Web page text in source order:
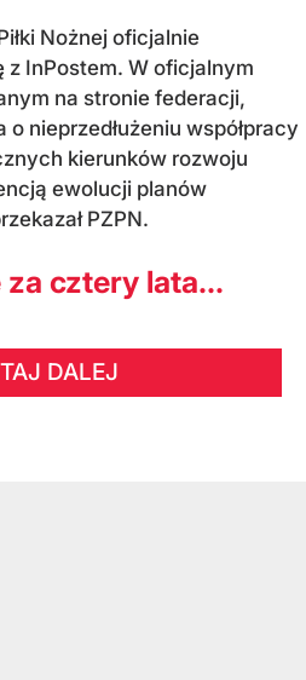
Nożnej oficjalnie
z InPostem. W oficjalnym
na stronie federacji,
nieprzedłużeniu współpracy
kierunków rozwoju
ewolucji planów
PZPN.
cztery lata...
DALEJ